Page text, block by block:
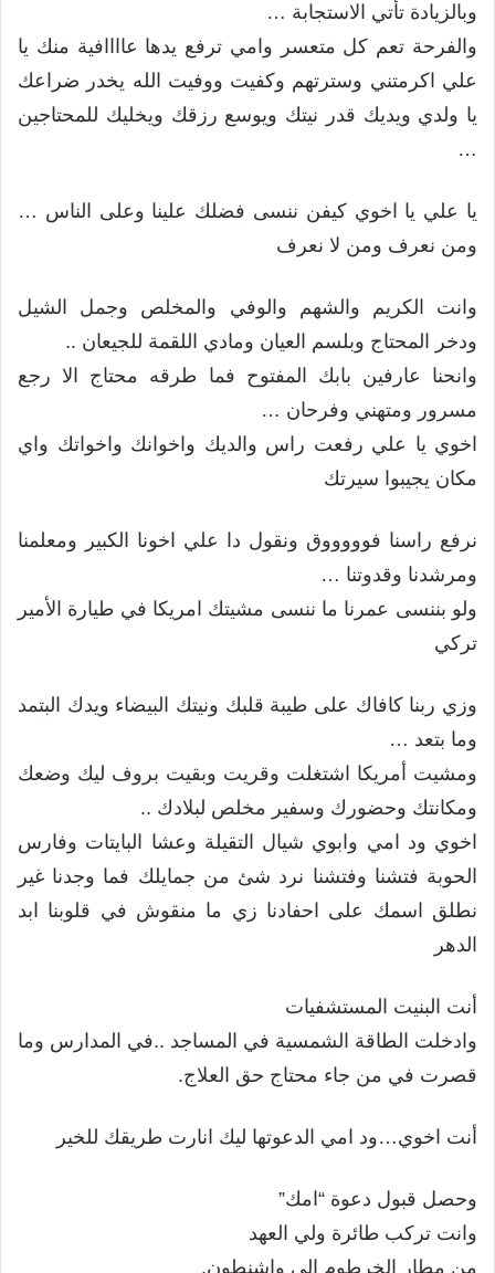
وبالزيادة تأتي الاستجابة …
والفرحة تعم كل متعسر وامي ترفع يدها عاااافية منك يا
علي اكرمتني وسترتهم وكفيت ووفيت الله يخدر ضراعك
يا ولدي ويديك قدر نيتك ويوسع رزقك ويخليك للمحتاجين
…
يا علي يا اخوي كيفن ننسى فضلك علينا وعلى الناس …
ومن نعرف ومن لا نعرف
وانت الكريم والشهم والوفي والمخلص وجمل الشيل
ودخر المحتاج وبلسم العيان ومادي اللقمة للجيعان ..
وانحنا عارفين بابك المفتوح فما طرقه محتاج الا رجع
مسرور ومتهني وفرحان …
اخوي يا علي رفعت راس والديك واخوانك واخواتك واي
مكان يجيبوا سيرتك
نرفع راسنا فوووووق ونقول دا علي اخونا الكبير ومعلمنا
ومرشدنا وقدوتنا …
ولو بننسى عمرنا ما ننسى مشيتك امريكا في طيارة الأمير
تركي
وزي ربنا كافاك على طيبة قلبك ونيتك البيضاء ويدك البتمد
وما بتعد …
ومشيت أمريكا اشتغلت وقريت وبقيت بروف ليك وضعك
ومكانتك وحضورك وسفير مخلص لبلادك ..
اخوي ود امي وابوي شيال التقيلة وعشا البايتات وفارس
الحوبة فتشنا وفتشنا نرد شئ من جمايلك فما وجدنا غير
نطلق اسمك على احفادنا زي ما منقوش في قلوبنا ابد
الدهر
أنت البنيت المستشفيات
وادخلت الطاقة الشمسية في المساجد ..في المدارس وما
قصرت في من جاء محتاج حق العلاج.
أنت اخوي…ود امي الدعوتها ليك انارت طريقك للخير
وحصل قبول دعوة “امك”
وانت تركب طائرة ولي العهد
من مطار الخرطوم الي واشنطون.